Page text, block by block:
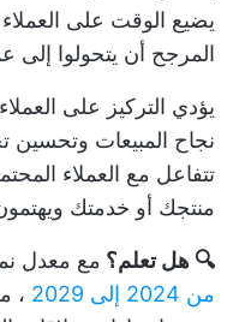
يضيع الوقت على
المرجح أن يتحولوا إلى
يؤدي التركيز على
نجاح المبيعات وتحسين
تتفاعل مع العملاء
منتجك أو خدمتك
🔍 هل تعلم؟ مع معدل
من 2024 إلى 2029
،